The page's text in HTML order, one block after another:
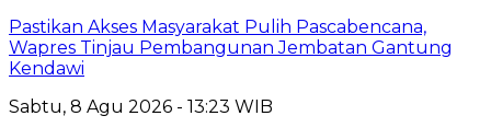
Pastikan Akses Masyarakat Pulih Pascabencana,
Wapres Tinjau Pembangunan Jembatan Gantung
Kendawi
Sabtu, 8 Agu 2026 - 13:23 WIB